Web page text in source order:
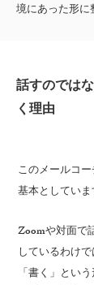
境にあった形に
話すのでは
く理由
このメールコ
基本としていま
Zoomや対面で
しているわけで
「書く」とい